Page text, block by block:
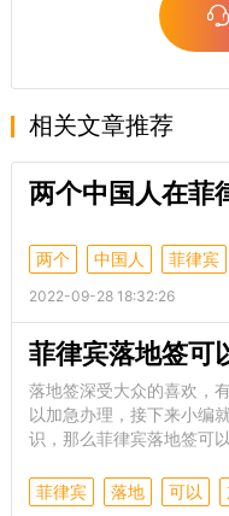
相关文章推荐
两个 中国人 菲律宾
2022-09-28 18:32:26
落地签深受大众的喜欢，
以加急办理，接下来小编
识，那么菲律宾落地签可
菲律宾 落地 可以